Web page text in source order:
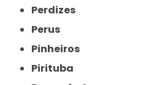
Perdizes
Perus
Pinheiros
Pirituba